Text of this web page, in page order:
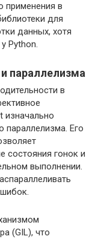
применения в
для
данных, хотя
Python.
параллелизма
в
изначально
параллелизма. Его
состояния гонок и
выполнении.
(GIL), что